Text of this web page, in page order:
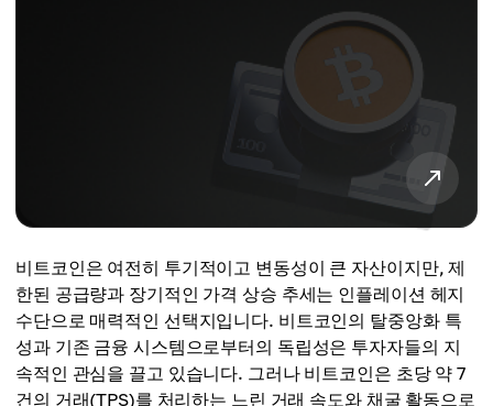
비트코인은 여전히 ​​투기적이고 변동성이 큰 자산이지만, 제
한된 공급량과 장기적인 가격 상승 추세는 인플레이션 헤지
수단으로 매력적인 선택지입니다. 비트코인의 탈중앙화 특
성과 기존 금융 시스템으로부터의 독립성은 투자자들의 지
속적인 관심을 끌고 있습니다. 그러나 비트코인은 초당 약 7
건의 거래(TPS)를 처리하는 느린 거래 속도와 채굴 활동으로